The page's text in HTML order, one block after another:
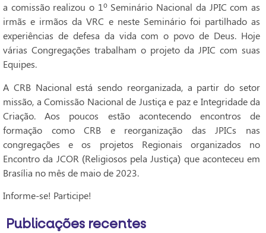
a comissão realizou o 1º Seminário Nacional da JPIC com as
irmãs e irmãos da VRC e neste Seminário foi partilhado as
experiências de defesa da vida com o povo de Deus. Hoje
várias Congregações trabalham o projeto da JPIC com suas
Equipes.
A CRB Nacional está sendo reorganizada, a partir do setor
missão, a Comissão Nacional de Justiça e paz e Integridade da
Criação. Aos poucos estão acontecendo encontros de
formação como CRB e reorganização das JPICs nas
congregações e os projetos Regionais organizados no
Encontro da JCOR (Religiosos pela Justiça) que aconteceu em
Brasília no mês de maio de 2023.
Informe-se! Participe!
Publicações recentes